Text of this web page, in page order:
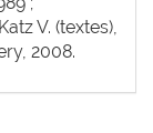
V. (textes),
2008.